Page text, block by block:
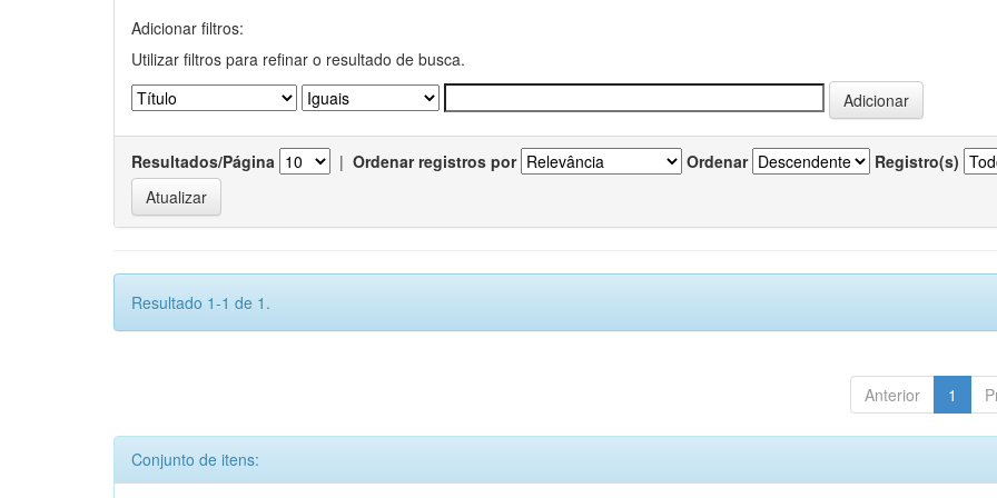
Adicionar filtros:
Utilizar filtros para refinar o resultado de busca.
Resultados/Página | Ordenar registros por Ordenar Registro(s)
Resultado 1-1 de 1.
Anterior 1
Conjunto de itens: